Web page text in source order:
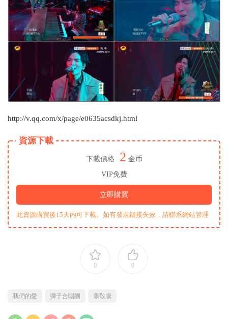
http://v.qq.com/x/page/e0635acsdkj.html
資源下載
下載價格 2 金币
VIP免費
立即購買
此資源購買後15天内可下載。如有發現鏈接失效，請聯系網站管理
0 0
我們的愛 獅子合唱團 蕭敬騰